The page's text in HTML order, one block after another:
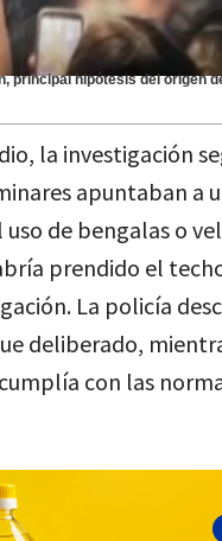
principal hipótesis del origen
la investigación
apuntaban a
de bengalas o
prendido el
La policía
deliberado,
con las